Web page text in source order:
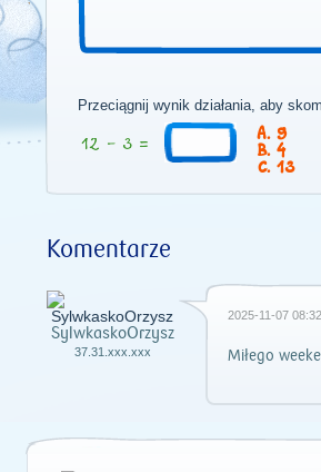
Przeciągnij wynik działania, aby
9
4
13
Komentarze
SylwkaskoOrzysz
37.31.xxx.xxx
2025-11-07
Miłego